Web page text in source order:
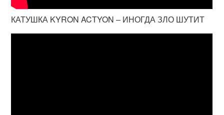
КАТУШКА KYRON ACTYON – ИНОГДА ЗЛО ШУТИТ